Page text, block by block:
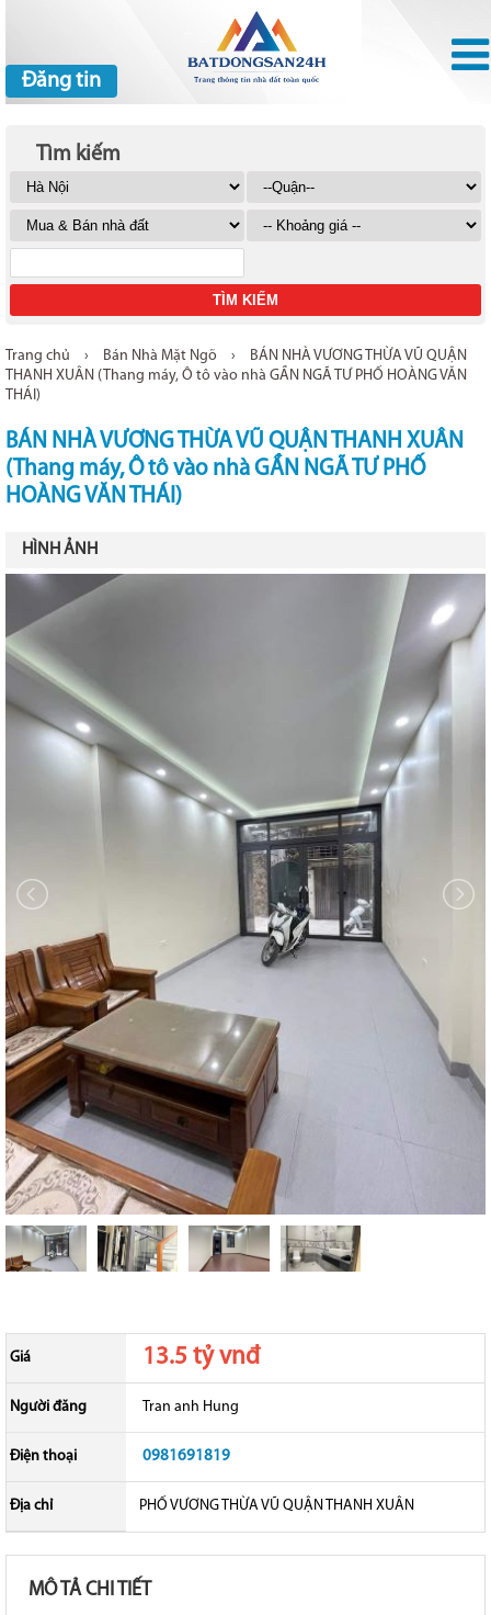
Đăng tin
Tìm kiếm
Trang chủ › Bán Nhà Mặt Ngõ ›
BÁN NHÀ VƯƠNG THỪA VŨ QUẬN
THANH XUÂN (Thang máy, Ô tô vào nhà GẦN NGÃ TƯ PHỐ HOÀNG VĂN
THÁI)
BÁN NHÀ VƯƠNG THỪA VŨ QUẬN THANH XUÂN
(Thang máy, Ô tô vào nhà GẦN NGÃ TƯ PHỐ
HOÀNG VĂN THÁI)
HÌNH ẢNH
Giá 13.5 tỷ vnđ
Người đăng Tran anh Hung
Điện thoại 0981691819
Địa chỉ PHỐ VƯƠNG THỪA VŨ QUẬN THANH XUÂN
MÔ TẢ CHI TIẾT